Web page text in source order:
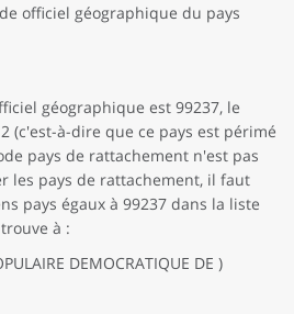
officiel géographique du pays
géographique est 99237, le
(c'est-à-dire que ce pays est périmé
pays de rattachement n'est pas
les pays de rattachement, il faut
pays égaux à 99237 dans la liste
à :
DEMOCRATIQUE DE )